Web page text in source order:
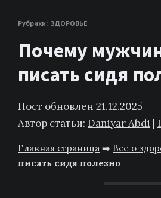
Рубрики: ЗДОРОВЬЕ
Почему
писать сидя
Пост обновлен 21.12.2025
Автор статьи: Daniyar Abdi |
Главная страница ➡️ Все о
писать сидя полезно